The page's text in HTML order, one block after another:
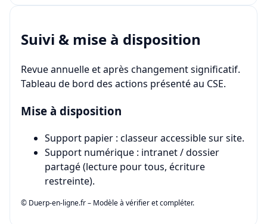
Suivi & mise à disposition
Revue annuelle et après changement significatif.
Tableau de bord des actions présenté au CSE.
Mise à disposition
Support papier : classeur accessible sur site.
Support numérique : intranet / dossier
partagé (lecture pour tous, écriture
restreinte).
© Duerp-en-ligne.fr – Modèle à vérifier et compléter.